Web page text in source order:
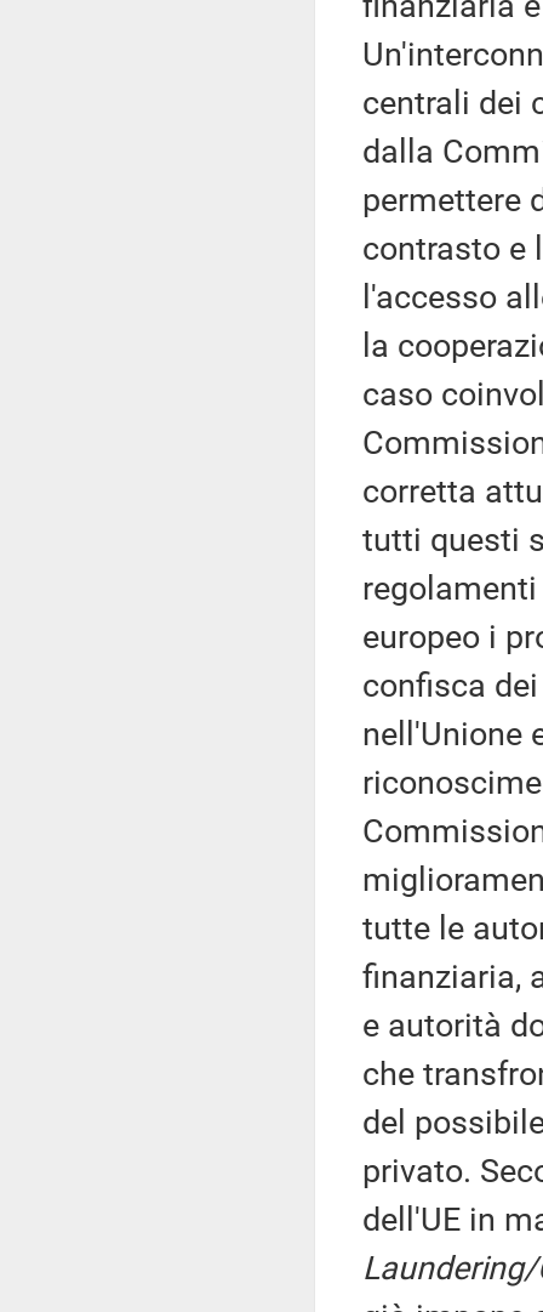
centrali dei
dalla
permettere
contrasto e
l'accesso
la
caso
corretta
tutti questi
europeo i
confisca
nell'Unione
tutte le
finanziaria,
e autorità
che
del
privato.
dell'UE in